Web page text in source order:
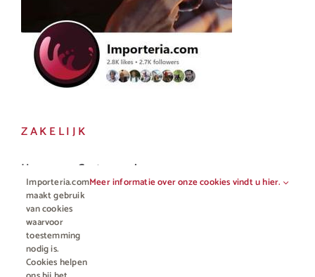
ZAKELIJK
Horeca en Gastronomie
Vakhandel
Importeria.com
maakt gebruik
van cookies
waarvoor
toestemming
nodig is.
Cookies helpen
Meer informatie over onze cookies vindt u hier.